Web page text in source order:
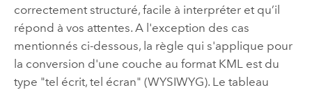
correctement structuré, facile à interpréter et qu’il
répond à vos attentes. A l'exception des cas
mentionnés ci-dessous, la règle qui s'applique pour
la conversion d'une couche au format KML est du
type "tel écrit, tel écran" (WYSIWYG). Le tableau